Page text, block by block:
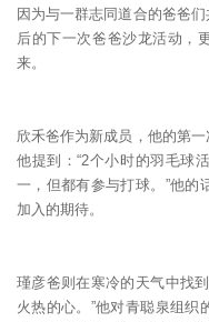
因为与一群志同道合的爸爸
后的下一次爸爸沙龙活动，
来。
欣禾爸作为新成员，他的第
他提到：“2个小时的羽毛球
一，但都有参与打球。”他的
加入的期待。
瑾彦爸则在寒冷的天气中找
火热的心。”他对青聪泉组